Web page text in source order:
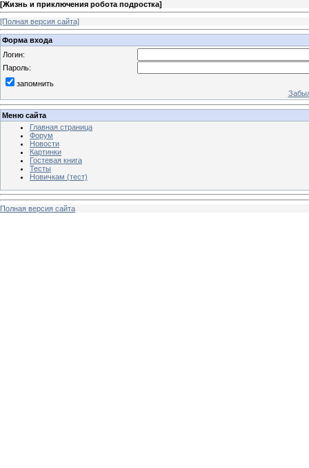
[Жизнь и приключения робота подростка]
[Полная версия сайта]
Форма входа
Логин:
Пароль:
запомнить
Меню сайта
Главная страница
Форум
Новости
Картинки
Гостевая книга
Тесты
Новичкам (тест)
Полная версия сайта